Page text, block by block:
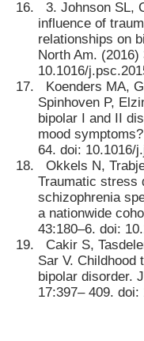
3. Johnson SL,
influence of
relationships on
North Am. (2016)
10.1016/
Koenders MA,
Spinhoven P,
bipolar I and II
mood
64. doi: 10.1016/
Okkels N,
Traumatic stress
schizophrenia
a nationwide
43:180–6. doi:
Cakir S,
Sar V. Childhood
bipolar disorder.
17:397– 409. doi: